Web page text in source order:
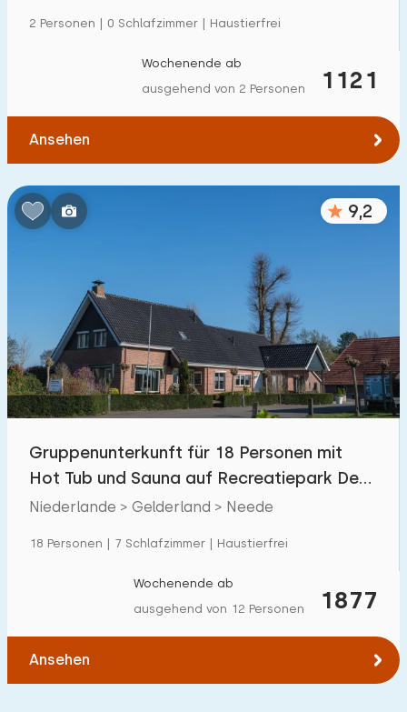
Einfamilienhaus
Tiny house 0
Hausboot 0
Kindermöbel
Eingezäunter Garten
Spielgeräte im Garten 0
Hallenbad 0
Kinderanimation
Kindereinrichtungen im Park
Eingeschränkte Mobilität
0
Hilfsmittel 0
2 Personen | 0 Schlafzimmer | Haustierfrei
1121
Wochenende ab
ausgehend von 2 Personen
Ansehen
9,2
Gruppenunterkunft für 18 Personen mit
Hot Tub und Sauna auf Recreatiepark Den
Blanken
Niederlande > Gelderland > Neede
18 Personen | 7 Schlafzimmer | Haustierfrei
1877
Wochenende ab
ausgehend von 12 Personen
Ansehen